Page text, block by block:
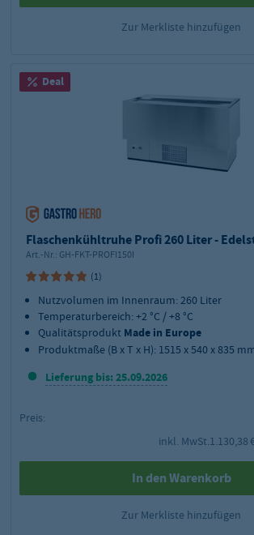
Zur Merkliste hinzufügen
Deal
Flaschenkühltruhe Profi 260 Liter -
Art.-Nr.: GH-FKT-PROFI150I
(1)
Nutzvolumen im Innenraum: 260 Liter
Temperaturbereich: +2 °C / +8 °C
Qualitätsprodukt Made in Europe
Produktmaße (B x T x H): 1515 x 540 x 835
Lieferung bis: 25.09.2026
Preis:
inkl. MwSt.1.130,38 €
In den Warenkorb
Zur Merkliste hinzufügen